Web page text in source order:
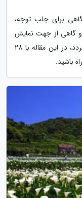
برای جلب توجه،
و گاهی از جهت نمایش
خلاقیت معماران سرشناس جهان ساخته می گردد، در این مقاله با 28
باشید.